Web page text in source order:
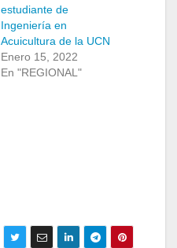
estudiante de
Ingeniería en
Acuicultura de la UCN
Enero 15, 2022
En "REGIONAL"